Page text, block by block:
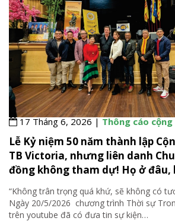
17 Tháng 6, 2026 |Thông cáo
Lễ Kỷ niệm 50 năm thành lập
TB Victoria, nhưng liên danh
đồng không tham dự! Họ ở đâu,
“Không trân trọng quá khứ, sẽ không có
Ngày 20/5/2026 chương trình Thời sự
trên youtube đã có đưa tin sự kiện…